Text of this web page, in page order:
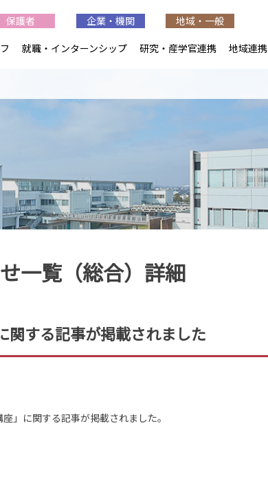
一覧（総合）詳細
関する記事が掲載されました
」に関する記事が掲載されました。
保護者 企業・機関
地域・一般
就職・インターンシップ 研究・産学官連携 地域連携